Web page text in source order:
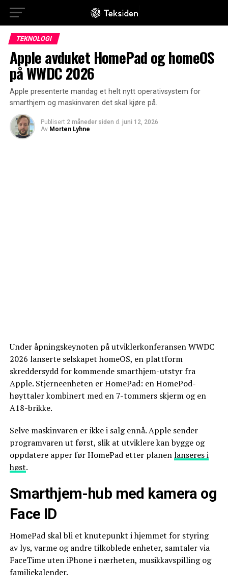
TEKNOLOGI
Apple avduket HomePad og homeOS
på WWDC 2026
Apple presenterte mandag et helt nytt operativsystem for
smarthjem og maskinvaren det skal kjøre på.
Publisert 2 måneder siden d. juni 12, 2026
Av Morten Lyhne
Under åpningskeynoten på utviklerkonferansen WWDC
2026 lanserte selskapet homeOS, en plattform
skreddersydd for kommende smarthjem-utstyr fra
Apple. Stjerneenheten er HomePad: en HomePod-
høyttaler kombinert med en 7-tommers skjerm og en
A18-brikke.
Selve maskinvaren er ikke i salg ennå. Apple sender
programvaren ut først, slik at utviklere kan bygge og
oppdatere apper før HomePad etter planenlanseres i
høst.
Smarthjem-hub med kamera og
Face ID
HomePad skal bli et knutepunkt i hjemmet for styring
av lys, varme og andre tilkoblede enheter, samtaler via
FaceTime uten iPhone i nærheten, musikkavspilling og
familiekalender.